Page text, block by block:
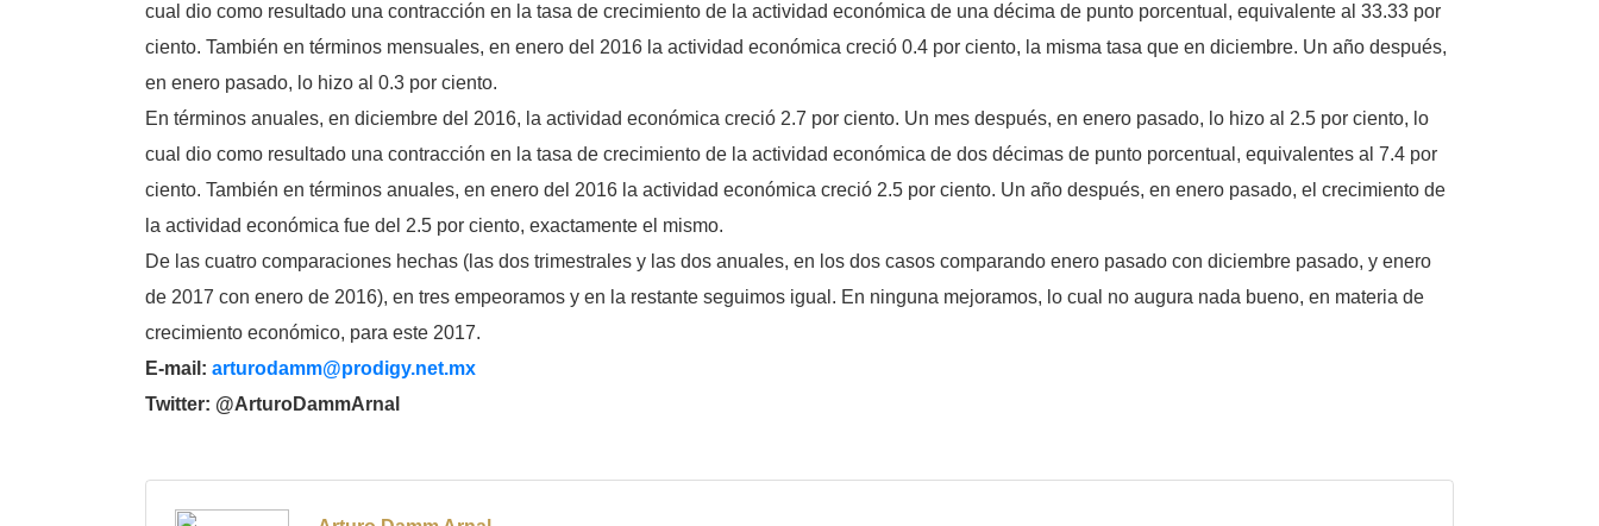
cual dio como resultado una contracción en la tasa de crecimiento de la actividad económica de una décima de punto porcentual, equivalente al 33.33 por
ciento. También en términos mensuales, en enero del 2016 la actividad económica creció 0.4 por ciento, la misma tasa que en diciembre. Un año después,
en enero pasado, lo hizo al 0.3 por ciento.
En términos anuales, en diciembre del 2016, la actividad económica creció 2.7 por ciento. Un mes después, en enero pasado, lo hizo al 2.5 por ciento, lo
cual dio como resultado una contracción en la tasa de crecimiento de la actividad económica de dos décimas de punto porcentual, equivalentes al 7.4 por
ciento. También en términos anuales, en enero del 2016 la actividad económica creció 2.5 por ciento. Un año después, en enero pasado, el crecimiento de
la actividad económica fue del 2.5 por ciento, exactamente el mismo.
De las cuatro comparaciones hechas (las dos trimestrales y las dos anuales, en los dos casos comparando enero pasado con diciembre pasado, y enero
de 2017 con enero de 2016), en tres empeoramos y en la restante seguimos igual. En ninguna mejoramos, lo cual no augura nada bueno, en materia de
crecimiento económico, para este 2017.
E-mail: arturodamm@prodigy.net.mx
Twitter: @ArturoDammArnal